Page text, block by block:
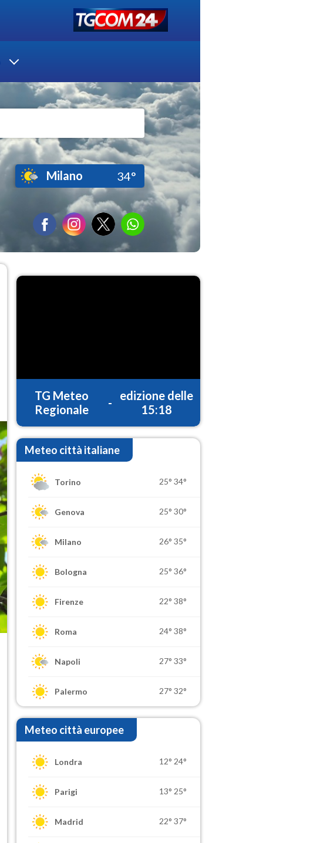
Milano 34°
TG Meteo
Regionale
-
edizione delle
15:18
Meteo città italiane
Torino 25° 34°
Genova 25° 30°
Milano 26° 35°
Bologna 25° 36°
Firenze 22° 38°
Roma 24° 38°
Napoli 27° 33°
Palermo 27° 32°
Meteo città europee
Londra 12° 24°
Parigi 13° 25°
Madrid 22° 37°